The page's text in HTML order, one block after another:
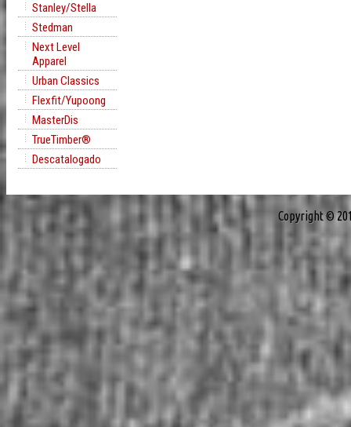
Stanley/Stella
Stedman
Next Level
Apparel
Urban Classics
Flexfit/Yupoong
MasterDis
TrueTimber®
Descatalogado
Copyright ©